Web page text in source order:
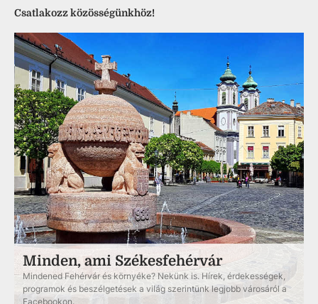
Csatlakozz közösségünkhöz!
Minden, ami Székesfehérvár
Mindened Fehérvár és környéke? Nekünk is. Hírek, érdekességek,
programok és beszélgetések a világ szerintünk legjobb városáról a
Facebookon.